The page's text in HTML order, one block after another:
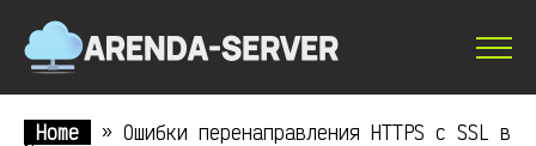
Home » Ошибки перенаправления HTTPS с SSL в